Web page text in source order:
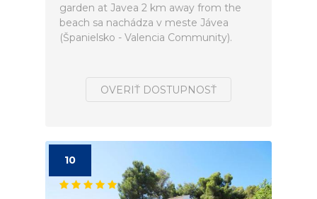
garden at Javea 2 km away from the
beach sa nachádza v meste Jávea
(Španielsko - Valencia Community).
OVERIŤ DOSTUPNOSŤ
10